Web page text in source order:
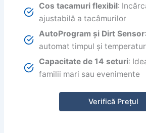
Cos tacamuri flexibil:
ajustabilă a tacâmurilor
AutoProgram și Dirt Sensor
automat timpul și
Capacitate de 14 seturi:
familii mari sau evenimente
Verifică Prețul